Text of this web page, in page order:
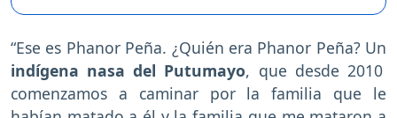
“Ese es Phanor Peña. ¿Quién era Phanor Peña? Un
indígena nasa del Putumayo, que desde 2010
comenzamos a caminar por la familia que le